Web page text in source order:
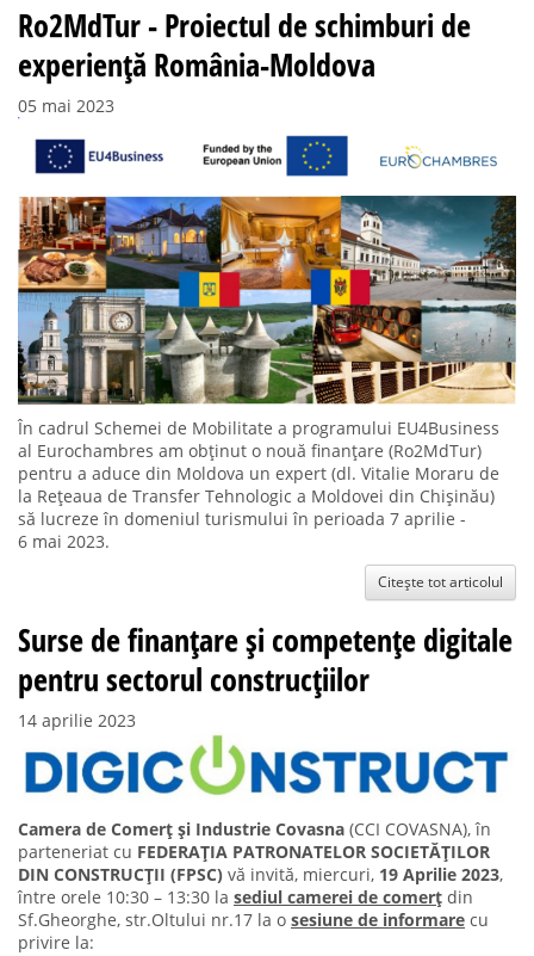
Ro2MdTur - Proiectul de schimburi de
experiență România-Moldova
05 mai 2023
În cadrul Schemei de Mobilitate a programului EU4Business
al Eurochambres am obținut o nouă finanțare (Ro2MdTur)
pentru a aduce din Moldova un expert (dl. Vitalie Moraru de
la Rețeaua de Transfer Tehnologic a Moldovei din Chișinău)
să lucreze în domeniul turismului în perioada 7 aprilie -
6 mai 2023.
Citește tot articolul
Surse de finanțare și competențe digitale
pentru sectorul construcțiilor
14 aprilie 2023
Camera de Comerț și Industrie Covasna (CCI COVASNA), în
parteneriat cu FEDERAȚIA PATRONATELOR SOCIETĂȚILOR
DIN CONSTRUCȚII (FPSC) vă invită, miercuri, 19 Aprilie 2023,
între orele 10:30 – 13:30 la sediul camerei de comerț din
Sf.Gheorghe, str.Oltului nr.17 la o sesiune de informare cu
privire la: